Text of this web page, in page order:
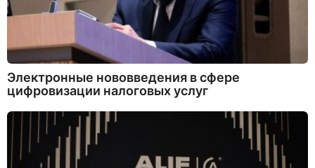
Электронные нововведения в сфере
цифровизации налоговых услуг